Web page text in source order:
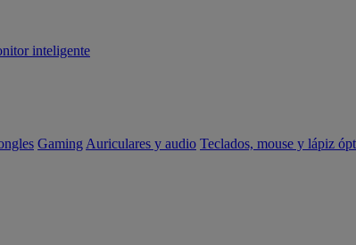
inteligente
Gaming Auriculares y audio Teclados, mouse y lápiz